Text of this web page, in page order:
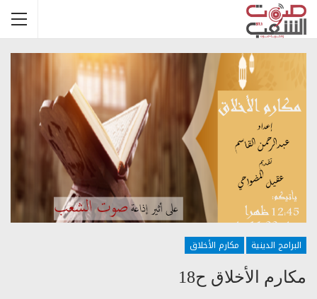
البرامج الدينية مكارم الأخلاق
مكارم الأخلاق ح18